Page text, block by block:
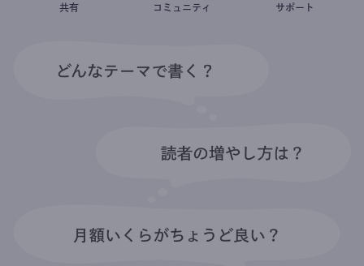
共有
コミュニティ
サポート